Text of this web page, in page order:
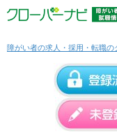
障がい者の求人・採用・転職の